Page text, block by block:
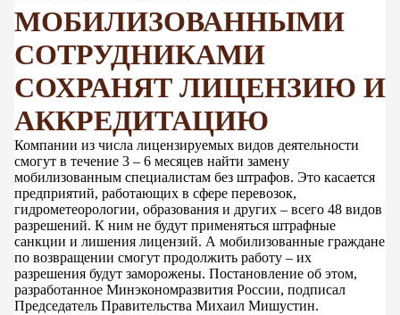
МОБИЛИЗОВАННЫМИ
СОТРУДНИКАМИ
СОХРАНЯТ ЛИЦЕНЗИЮ И
АККРЕДИТАЦИЮ
Компании из числа лицензируемых видов деятельности
смогут в течение 3 – 6 месяцев найти замену
мобилизованным специалистам без штрафов. Это касается
предприятий, работающих в сфере перевозок,
гидрометеорологии, образования и других – всего 48 видов
разрешений. К ним не будут применяться штрафные
санкции и лишения лицензий. А мобилизованные граждане
по возвращении смогут продолжить работу – их
разрешения будут заморожены. Постановление об этом,
разработанное Минэкономразвития России, подписал
Председатель Правительства Михаил Мишустин.